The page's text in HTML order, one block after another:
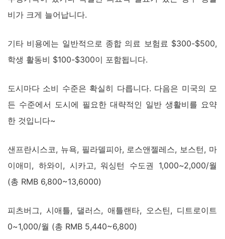
비가 크게 늘어납니다.
기타 비용에는 일반적으로 종합 의료 보험료 $300-$500,
학생 활동비 $100-$300이 포함됩니다.
도시마다 소비 수준은 확실히 다릅니다. 다음은 미국의 모
든 수준에서 도시에 필요한 대략적인 일반 생활비를 요약
한 것입니다~
샌프란시스코, 뉴욕, 필라델피아, 로스앤젤레스, 보스턴, 마
이애미, 하와이, 시카고, 워싱턴 수도권 1,000~2,000/월
(총 RMB 6,800~13,6000)
피츠버그, 시애틀, 댈러스, 애틀랜타, 오스틴, 디트로이트
0~1,000/월 (총 RMB 5,440~6,800)